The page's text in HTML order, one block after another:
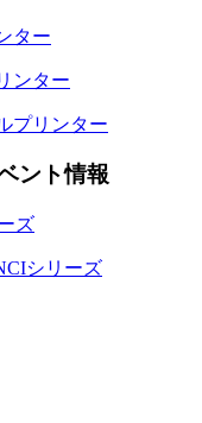
ター
ンター
プリンター
ント情報
ズ
シリーズ